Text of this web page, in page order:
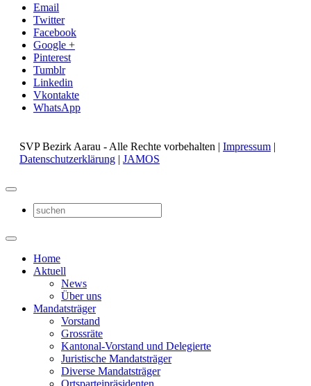
Email
Twitter
Facebook
Google +
Pinterest
Tumblr
Linkedin
Vkontakte
WhatsApp
SVP Bezirk Aarau - Alle Rechte vorbehalten | Impressum |
Datenschutzerklärung | JAMOS
Home
Aktuell
News
Über uns
Mandatsträger
Vorstand
Grossräte
Kantonal-Vorstand und Delegierte
Juristische Mandatsträger
Diverse Mandatsträger